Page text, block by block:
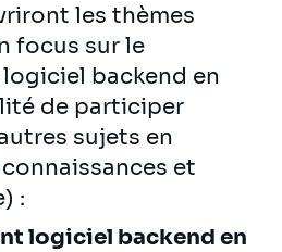
les thèmes
focus sur le
backend en
de participer
sujets en
et
:
logiciel backend en